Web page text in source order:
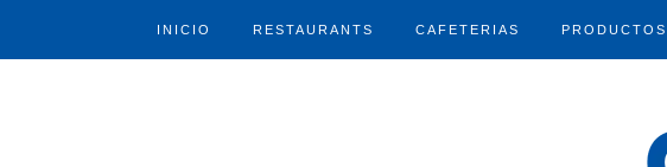
INICIO RESTAURANTS CAFETERIAS PRODUCTOS